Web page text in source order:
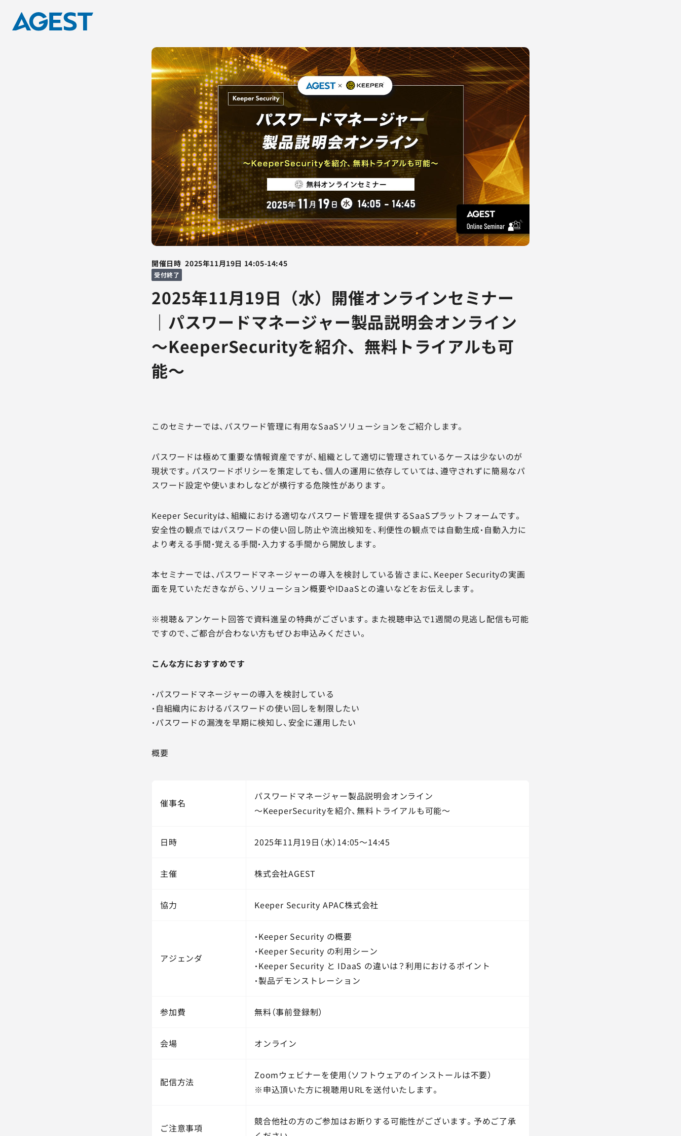
開催日時 2025年11月19日 14:05-14:45
受付終了
2025年11月19日（水）開催オンラインセミナー
｜パスワードマネージャー製品説明会オンライン
～KeeperSecurityを紹介、無料トライアルも可
能～
このセミナーでは、パスワード管理に有用なSaaSソリューションをご紹介します。
パスワードは極めて重要な情報資産ですが、組織として適切に管理されているケースは少ないのが
現状です。パスワードポリシーを策定しても、個人の運用に依存していては、遵守されずに簡易なパ
スワード設定や使いまわしなどが横行する危険性があります。
Keeper Securityは、組織における適切なパスワード管理を提供するSaaSプラットフォームです。
安全性の観点ではパスワードの使い回し防止や流出検知を、利便性の観点では自動生成・自動入力に
より考える手間・覚える手間・入力する手間から開放します。
本セミナーでは、パスワードマネージャーの導入を検討している皆さまに、Keeper Securityの実画
面を見ていただきながら、ソリューション概要やIDaaSとの違いなどをお伝えします。
※視聴＆アンケート回答で資料進呈の特典がございます。また視聴申込で1週間の見逃し配信も可能
ですので、ご都合が合わない方もぜひお申込みください。
こんな方におすすめです
・パスワードマネージャーの導入を検討している
・自組織内におけるパスワードの使い回しを制限したい
・パスワードの漏洩を早期に検知し、安全に運用したい
概要
催事名
パスワードマネージャー製品説明会オンライン
～KeeperSecurityを紹介、無料トライアルも可能～
日時 2025年11月19日（水）14:05～14:45
主催 株式会社AGEST
協力 Keeper Security APAC株式会社
アジェンダ
・Keeper Security の概要
・Keeper Security の利用シーン
・Keeper Security と IDaaS の違いは？利用におけるポイント
・製品デモンストレーション
参加費 無料（事前登録制）
会場 オンライン
配信方法
Zoomウェビナーを使用（ソフトウェアのインストールは不要）
※申込頂いた方に視聴用URLを送付いたします。
ご注意事項
競合他社の方のご参加はお断りする可能性がございます。予めご了承